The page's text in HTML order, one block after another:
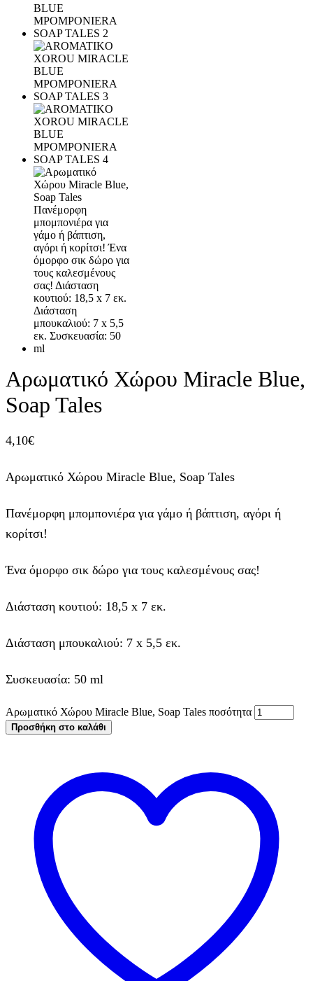
Αρωματικό Χώρου Miracle Blue,
Soap Tales
4,10€
Αρωματικό Χώρου Miracle Blue, Soap Tales
Πανέμορφη μπομπονιέρα για γάμο ή βάπτιση, αγόρι ή
κορίτσι!
Ένα όμορφο σικ δώρο για τους καλεσμένους σας!
Διάσταση κουτιού: 18,5 x 7 εκ.
Διάσταση μπουκαλιού: 7 x 5,5 εκ.
Συσκευασία: 50 ml
Αρωματικό Χώρου Miracle Blue, Soap Tales ποσότητα
Προσθήκη στο καλάθι